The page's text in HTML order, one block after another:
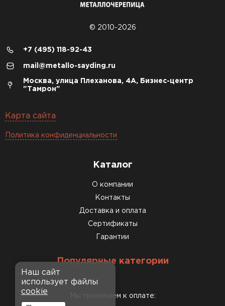
© 2010-2026
+7 (495) 118-92-43
mail@metallo-sayding.ru
Москва, улица Плеханова, 4А, Бизнес-центр
"Тамрон"
Карта сайта
Политика конфиденциальности
Каталог
О компании
Контакты
Доставка и оплата
Сертификаты
Гарантии
Популярные категории
Мы принимаем к оплате:
Наш сайт
использует файлы
cookie